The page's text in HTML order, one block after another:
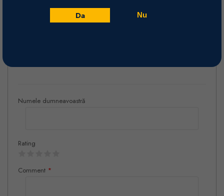
Da Nu
Culeși manual, strugurii sunt lăsați la macerat 3 săptămâni, urmând o
Numele dumneavoastră
Rating
Comment *